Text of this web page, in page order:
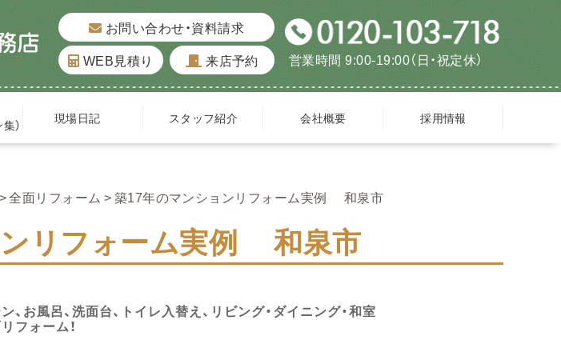
お問い合わせ・資料請求
WEB見積り
来店予約 営業時間 9:00-19:00（日・祝定休）
）
現場日記 スタッフ紹介 会社概要 採用情報
全面リフォーム 築17年のマンションリフォーム実例 和泉市
リフォーム実例 和泉市
、お風呂、洗面台、トイレ入替え、リビング・ダイニング・和室
フォーム！